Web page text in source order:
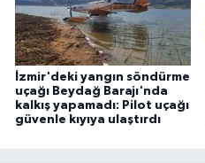
İzmir'deki yangın söndürme
uçağı Beydağ Barajı'nda
kalkış yapamadı: Pilot uçağı
güvenle kıyıya ulaştırdı